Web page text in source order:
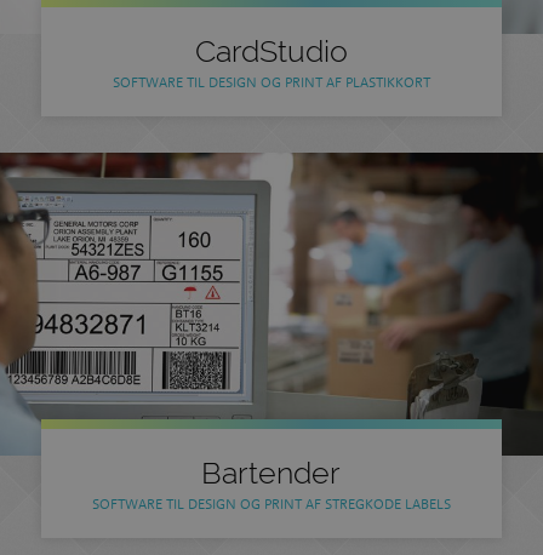
CardStudio
SOFTWARE TIL DESIGN OG PRINT AF PLASTIKKORT
Bartender
SOFTWARE TIL DESIGN OG PRINT AF STREGKODE LABELS